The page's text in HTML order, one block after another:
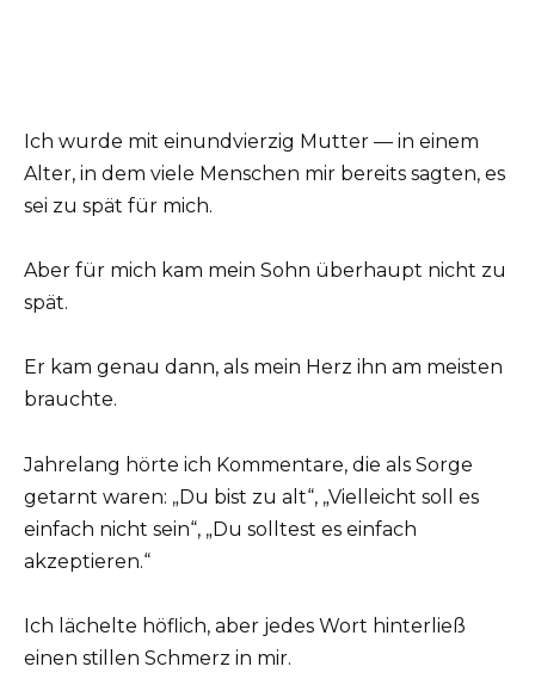
Ich wurde mit einundvierzig Mutter — in einem
Alter, in dem viele Menschen mir bereits sagten, es
sei zu spät für mich.
Aber für mich kam mein Sohn überhaupt nicht zu
spät.
Er kam genau dann, als mein Herz ihn am meisten
brauchte.
Jahrelang hörte ich Kommentare, die als Sorge
getarnt waren: „Du bist zu alt“, „Vielleicht soll es
einfach nicht sein“, „Du solltest es einfach
akzeptieren.“
Ich lächelte höflich, aber jedes Wort hinterließ
einen stillen Schmerz in mir.